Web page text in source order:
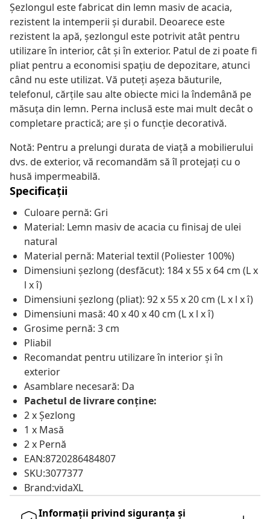
Șezlongul este fabricat din lemn masiv de acacia,
rezistent la intemperii și durabil. Deoarece este
rezistent la apă, șezlongul este potrivit atât pentru
utilizare în interior, cât și în exterior. Patul de zi poate fi
pliat pentru a economisi spațiu de depozitare, atunci
când nu este utilizat. Vă puteți așeza băuturile,
telefonul, cărțile sau alte obiecte mici la îndemână pe
măsuța din lemn. Perna inclusă este mai mult decât o
completare practică; are și o funcție decorativă.
Notă: Pentru a prelungi durata de viață a mobilierului
dvs. de exterior, vă recomandăm să îl protejați cu o
husă impermeabilă.
Specificații
Culoare pernă: Gri
Material: Lemn masiv de acacia cu finisaj de ulei
natural
Material pernă: Material textil (Poliester 100%)
Dimensiuni șezlong (desfăcut): 184 x 55 x 64 cm (L x
l x î)
Dimensiuni șezlong (pliat): 92 x 55 x 20 cm (L x l x î)
Dimensiuni masă: 40 x 40 x 40 cm (L x l x î)
Grosime pernă: 3 cm
Pliabil
Recomandat pentru utilizare în interior și în
exterior
Asamblare necesară: Da
Pachetul de livrare conține:
2 x Șezlong
1 x Masă
2 x Pernă
EAN:8720286484807
SKU:3077377
Brand:vidaXL
Informații privind siguranța și